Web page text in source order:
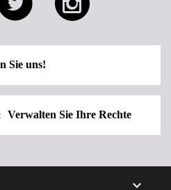
Sie uns!
Verwalten Sie Ihre Rechte
